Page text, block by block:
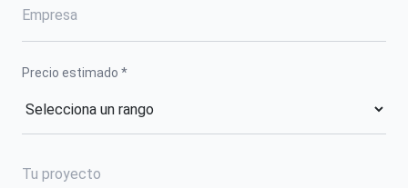
Precio estimado *